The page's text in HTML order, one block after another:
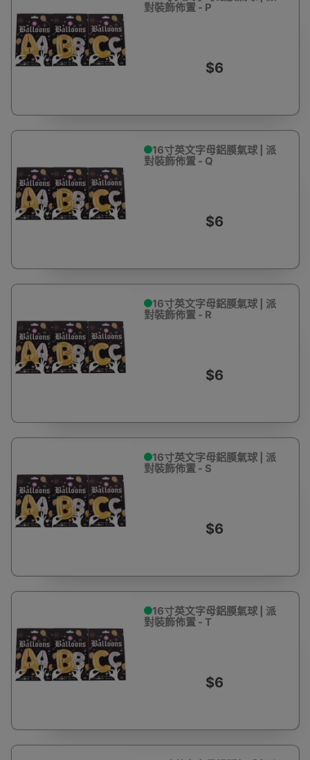
對裝飾佈置 - P
$6
16寸英文字母鋁膜氣球 | 派
對裝飾佈置 - Q
$6
16寸英文字母鋁膜氣球 | 派
對裝飾佈置 - R
$6
16寸英文字母鋁膜氣球 | 派
對裝飾佈置 - S
$6
16寸英文字母鋁膜氣球 | 派
對裝飾佈置 - T
$6